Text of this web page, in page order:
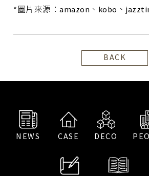
*圖片來源：amazon、kobo、
BACK
NEWS CASE DECO